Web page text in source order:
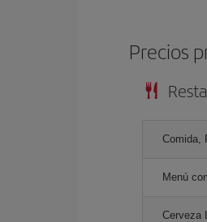
Precios
Comida,
Menú
Cerveza